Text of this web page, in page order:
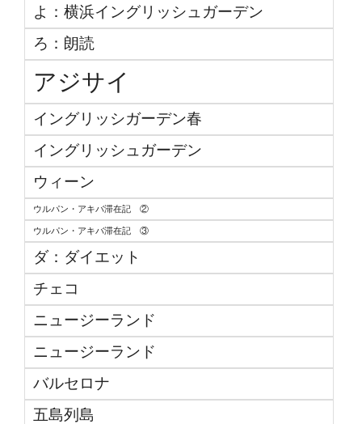
よ：横浜イングリッシュガーデン
ろ：朗読
アジサイ
イングリッシガーデン春
イングリッシュガーデン
ウィーン
ウルパン・アキバ滞在記 ②
ウルパン・アキバ滞在記 ③
ダ：ダイエット
チェコ
ニュージーランド
ニュージーランド
バルセロナ
五島列島